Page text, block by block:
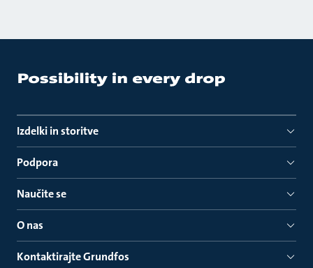
Izdelki in storitve
Podpora
Naučite se
O nas
Kontaktirajte Grundfos